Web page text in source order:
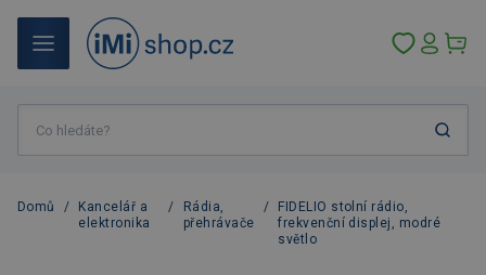
Domů /
Kancelář a
elektronika
/
Rádia,
přehrávače
/
FIDELIO stolní rádio,
frekvenční displej, modré
světlo